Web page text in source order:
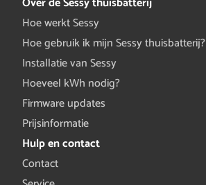
Hoe werkt Sessy
Hoe gebruik ik mijn Sessy thuisbatterij?
Installatie van Sessy
Hoeveel kWh nodig?
Firmware updates
Prijsinformatie
Hulp en contact
Contact